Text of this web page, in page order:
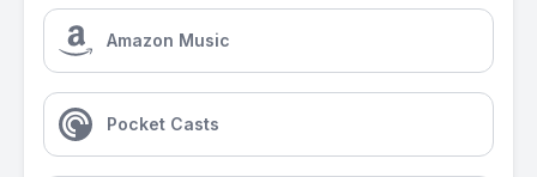
Amazon Music
Pocket Casts